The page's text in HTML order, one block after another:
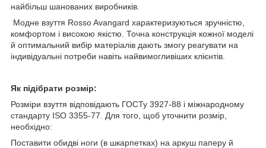
найбільш шанованих виробників.
Модне взуття Rosso Avangard характеризуються зручністю,
комфортом і високою якістю. Точна конструкція кожної моделі
й оптимальний вибір матеріалів дають змогу реагувати на
індивідуальні потреби навіть найвимогливіших клієнтів.
Як підібрати розмір:
Розміри взуття відповідають ГОСТу 3927-88 і міжнародному
стандарту ISO 3355-77. Для того, щоб уточнити розмір,
необхідно:
Поставити обидві ноги (в шкарпетках) на аркуш паперу й